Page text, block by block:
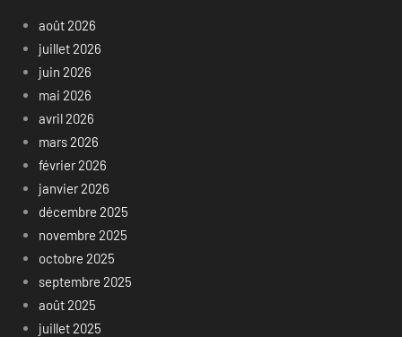
août 2026
juillet 2026
juin 2026
mai 2026
avril 2026
mars 2026
février 2026
janvier 2026
décembre 2025
novembre 2025
octobre 2025
septembre 2025
août 2025
juillet 2025